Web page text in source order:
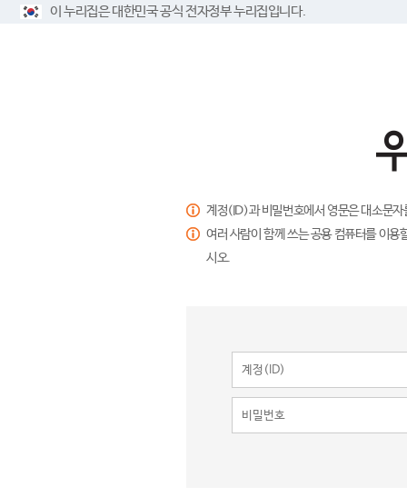
이 누리집은 대한민국 공식 전자정부 누리집입니다.
계정(ID)과 비밀번호에서 영문은 대소문
여러 사람이 함께 쓰는 공용 컴퓨터를 이
시오.